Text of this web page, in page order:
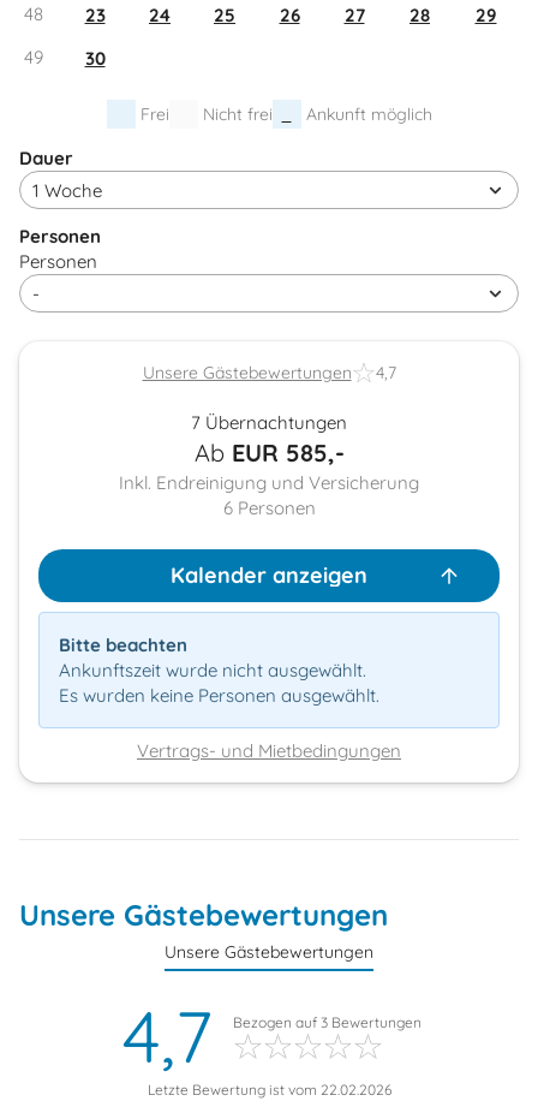
48 23 24 25 26 27 28
29
49
30
Frei Nicht frei Ankunft möglich
Dauer
Personen
Personen
Unsere Gästebewertungen 4,7
7 Übernachtungen
Ab EUR 585,-
Inkl. Endreinigung und Versicherung
6 Personen
Kalender anzeigen
Bitte beachten
Ankunftszeit wurde nicht ausgewählt.
Es wurden keine Personen ausgewählt.
Vertrags- und Mietbedingungen
Unsere Gästebewertungen
Unsere Gästebewertungen
4,7 Bezogen auf 3 Bewertungen
Letzte Bewertung ist vom 22.02.2026